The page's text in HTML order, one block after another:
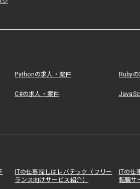
Pythonの求人・案件 Ruby
C#の求人・案件
ITの仕事探しはレバテック（フリー
ランス向けサービス紹介）
ITの仕
転職サ